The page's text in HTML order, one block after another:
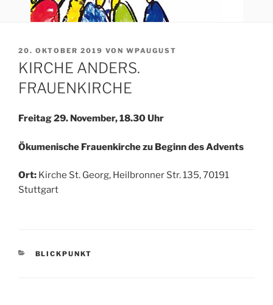
VERÖFFENTLICHT
AM
20. OKTOBER 2019 VON WPAUGUST
KIRCHE ANDERS.
FRAUENKIRCHE
Freitag 29. November, 18.30 Uhr
Ökumenische Frauenkirche zu Beginn des Advents
Ort: Kirche St. Georg, Heilbronner Str. 135, 70191
Stuttgart
KATEGORIEN
BLICKPUNKT